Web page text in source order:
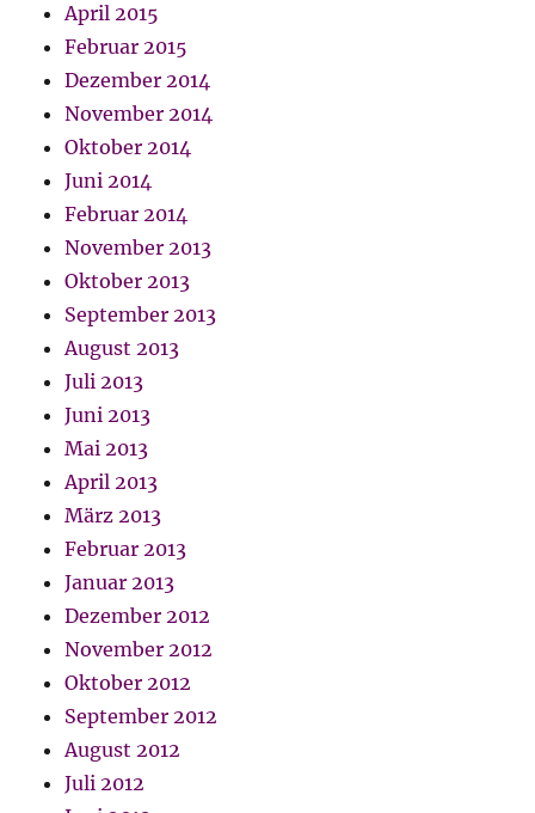
April 2015
Februar 2015
Dezember 2014
November 2014
Oktober 2014
Juni 2014
Februar 2014
November 2013
Oktober 2013
September 2013
August 2013
Juli 2013
Juni 2013
Mai 2013
April 2013
März 2013
Februar 2013
Januar 2013
Dezember 2012
November 2012
Oktober 2012
September 2012
August 2012
Juli 2012